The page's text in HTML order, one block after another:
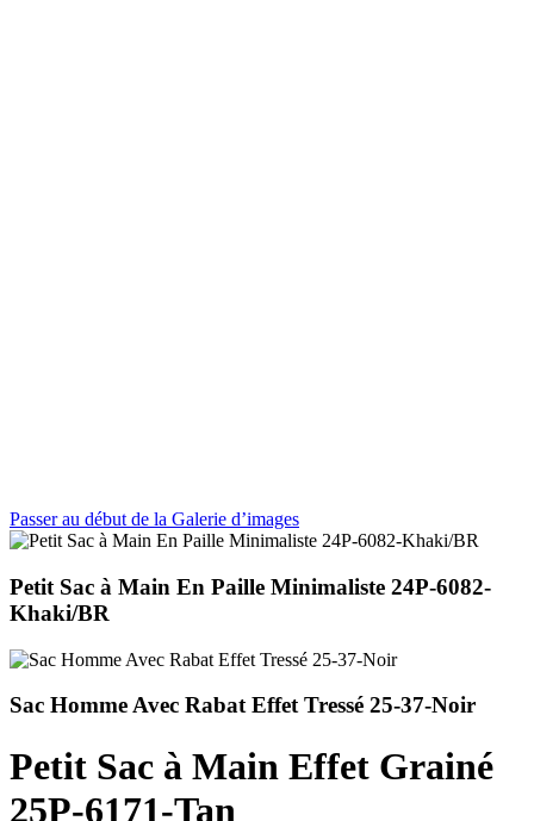
Passer au début de la Galerie d’images
Petit Sac à Main En Paille Minimaliste 24P-6082-
Khaki/BR
Sac Homme Avec Rabat Effet Tressé 25-37-Noir
Petit Sac à Main Effet Grainé
25P-6171-Tan